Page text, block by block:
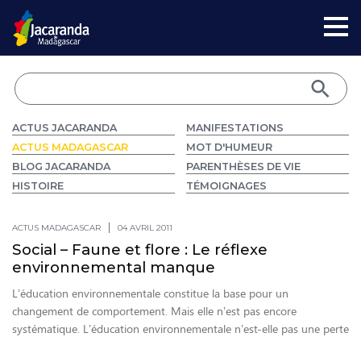
ACTUS JACARANDA
ACTUS MADAGASCAR
BLOG JACARANDA
HISTOIRE
MANIFESTATIONS
MOT D'HUMEUR
PARENTHÈSES DE VIE
TÉMOIGNAGES
ACTUS MADAGASCAR 04 AVRIL 2011
Social – Faune et flore : Le réflexe
environnemental manque
L’éducation environnementale constitue la base pour un
changement de comportement. Mais elle n’est pas encore
systématique. L’éducation environnementale n’est-elle pas une perte